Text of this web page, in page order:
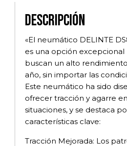
Descripción
«El neumático DELINTE
es una opción excepcional
buscan un alto
año, sin importar las
Este neumático ha sido
ofrecer tracción y agarre
situaciones, y se destaca
características clave:
Tracción Mejorada: Los